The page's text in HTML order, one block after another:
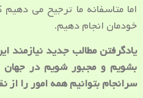
اما متاسفانه ما ترجیح می
خودمان انجام دهیم.
یادگرفتن مطالب جدید نیازمند
بشویم و مجبور شویم در جهان
سرانجام بتوانیم همه امور را از